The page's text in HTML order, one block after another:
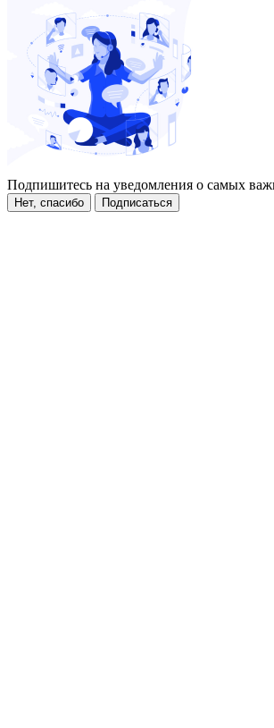
Подпишитесь на уведомления о самых
Нет, спасибо Подписаться